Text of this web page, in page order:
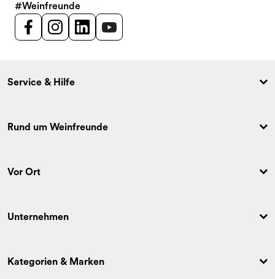
#Weinfreunde
Service & Hilfe
Rund um Weinfreunde
Vor Ort
Unternehmen
Kategorien & Marken